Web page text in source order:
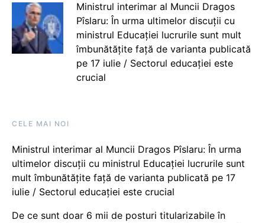
Ministrul interimar al Muncii Dragos
Pîslaru: În urma ultimelor discuții cu
ministrul Educației lucrurile sunt mult
îmbunătățite față de varianta publicată
pe 17 iulie / Sectorul educației este
crucial
CELE MAI NOI
Ministrul interimar al Muncii Dragos Pîslaru: În urma
ultimelor discuții cu ministrul Educației lucrurile sunt
mult îmbunătățite față de varianta publicată pe 17
iulie / Sectorul educației este crucial
De ce sunt doar 6 mii de posturi titularizabile în